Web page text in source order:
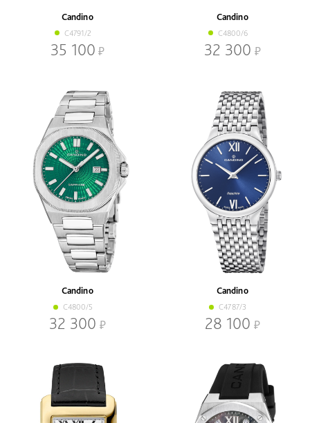
Candino
C4791/2
35 100
Candino
C4800/6
32 300
Candino
C4800/5
32 300
Candino
C4787/3
28 100